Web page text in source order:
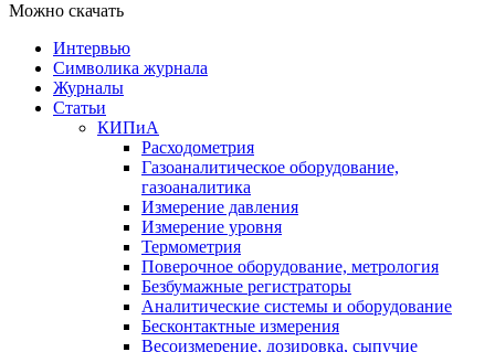
Можно скачать
Интервью
Символика журнала
Журналы
Статьи
КИПиА
Расходометрия
Газоаналитическое оборудование,
газоаналитика
Измерение давления
Измерение уровня
Термометрия
Поверочное оборудование, метрология
Безбумажные регистраторы
Аналитические системы и оборудование
Бесконтактные измерения
Весоизмерение, дозировка, сыпучие